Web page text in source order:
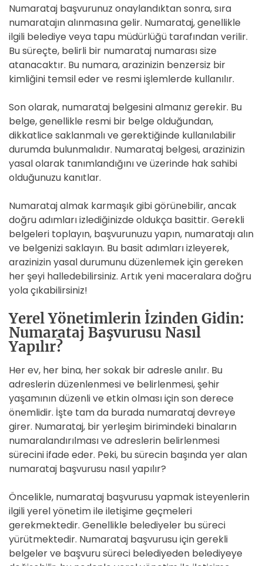
Numarataj başvurunuz onaylandıktan sonra, sıra
numaratajın alınmasına gelir. Numarataj, genellikle
ilgili belediye veya tapu müdürlüğü tarafından verilir.
Bu süreçte, belirli bir numarataj numarası size
atanacaktır. Bu numara, arazinizin benzersiz bir
kimliğini temsil eder ve resmi işlemlerde kullanılır.
Son olarak, numarataj belgesini almanız gerekir. Bu
belge, genellikle resmi bir belge olduğundan,
dikkatlice saklanmalı ve gerektiğinde kullanılabilir
durumda bulunmalıdır. Numarataj belgesi, arazinizin
yasal olarak tanımlandığını ve üzerinde hak sahibi
olduğunuzu kanıtlar.
Numarataj almak karmaşık gibi görünebilir, ancak
doğru adımları izlediğinizde oldukça basittir. Gerekli
belgeleri toplayın, başvurunuzu yapın, numaratajı alın
ve belgenizi saklayın. Bu basit adımları izleyerek,
arazinizin yasal durumunu düzenlemek için gereken
her şeyi halledebilirsiniz. Artık yeni maceralara doğru
yola çıkabilirsiniz!
Yerel Yönetimlerin İzinden Gidin:
Numarataj Başvurusu Nasıl
Yapılır?
Her ev, her bina, her sokak bir adresle anılır. Bu
adreslerin düzenlenmesi ve belirlenmesi, şehir
yaşamının düzenli ve etkin olması için son derece
önemlidir. İşte tam da burada numarataj devreye
girer. Numarataj, bir yerleşim birimindeki binaların
numaralandırılması ve adreslerin belirlenmesi
sürecini ifade eder. Peki, bu sürecin başında yer alan
numarataj başvurusu nasıl yapılır?
Öncelikle, numarataj başvurusu yapmak isteyenlerin
ilgili yerel yönetim ile iletişime geçmeleri
gerekmektedir. Genellikle belediyeler bu süreci
yürütmektedir. Numarataj başvurusu için gerekli
belgeler ve başvuru süreci belediyeden belediyeye